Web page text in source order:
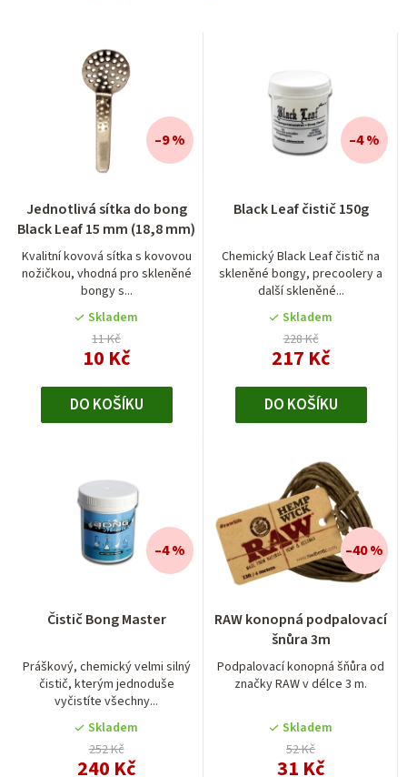
Jednotlivá sítka do bong
Black Leaf 15 mm (18,8 mm)
Kvalitní kovová sítka s kovovou
nožičkou, vhodná pro skleněné
bongy s...
Skladem
11 Kč
10 Kč
–9 %
DO KOŠÍKU
Black Leaf čistič 150g
Chemický Black Leaf čistič na
skleněné bongy, precoolery a
další skleněné...
Skladem
228 Kč
217 Kč
–4 %
DO KOŠÍKU
Čistič Bong Master
Práškový, chemický velmi silný
čistič, kterým jednoduše
vyčistíte všechny...
hodnocení
je
4,0
z
5
hvězdiček.
Skladem
252 Kč
240 Kč
–4 %
RAW konopná podpalovací
šnůra 3m
Podpalovací konopná šňůra od
značky RAW v délce 3 m.
Skladem
52 Kč
31 Kč
–40 %